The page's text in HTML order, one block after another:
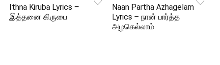
Ithna Kiruba Lyrics –
இத்தனை கிருபை
Naan Partha Azhagelam
Lyrics – நான் பார்த்த
அழகெல்லாம்